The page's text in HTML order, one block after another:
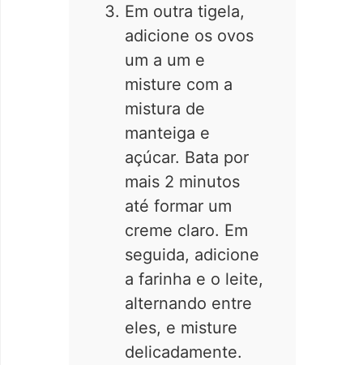
Em outra tigela,
adicione os ovos
um a um e
misture com a
mistura de
manteiga e
açúcar. Bata por
mais 2 minutos
até formar um
creme claro. Em
seguida, adicione
a farinha e o leite,
alternando entre
eles, e misture
delicadamente.